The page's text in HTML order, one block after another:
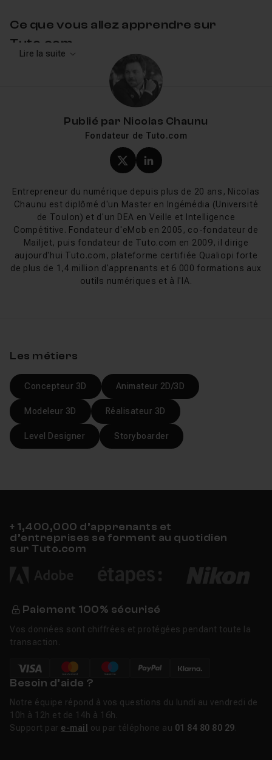
Ce que vous allez apprendre sur
Tuto.com
Les cours Maya de Tuto.com couvrent toutes les
étapes d'un projet 3D, des bases de l'interface jusqu'à
la production d'une scène complète. Vous pouvez
maîtriser l'interface, les vues et la navigation, puis
modélisation (hard surface, organique,
rendu sous Arnold ou V-Ray
. Gilles Pfeiffer signe la série de
référence « Apprendre Autodesk Maya » en quatre
volumes, qui forme un parcours complet depuis
l'initiation jusqu'au rendu avancé. Romain Chauliac
(Wizix) couvre la modélisation hard surface et l'éclairage
cinéma avec ses séries Fuze. Pour viser un poste, le
parcours de formations Maya complètes regroupe les
cursus longs adaptés à une montée en compétences
par défaut sur OpenPBR, un standard ouvert qui
remplace Autodesk Standard Surface, et intègre
désormais Flow Retopology directement dans le logiciel.
Bifrost a reçu sa simulation de liquides nouvelle
génération avec solveur FLIP à résolution adaptative. La
mise à jour 2026.3 (novembre 2025) ajoute Bifrost 2.15
avec simulation de corps rigides, fracturation Boolean et
s'appuient sur les fondamentaux qui restent stables
progressivement les nouveautés au fil des sorties.
Historique de Maya
briques 3D de chacun de ses ancêtres, dont l'outil
utilisation commerciale notable a été l'animation faciale
Autodesk en 2005, qui publie depuis une version
annuelle. Le nom « Maya » vient du sanskrit et signifie «
synthèse.
Lire la suite
Publié par Nicolas Chaunu
Fondateur de Tuto.com
Profil X (twitter) de
Profil LinkedIn de
Entrepreneur du numérique depuis plus de 20 ans, Nicolas
Chaunu est diplômé d'un Master en Ingémédia (Université
de Toulon) et d'un DEA en Veille et Intelligence
Compétitive. Fondateur d'eMob en 2005, co-fondateur de
Mailjet, puis fondateur de Tuto.com en 2009, il dirige
aujourd'hui Tuto.com, plateforme certifiée Qualiopi forte
de plus de 1,4 million d'apprenants et 6 000 formations aux
outils numériques et à l'IA.
Les métiers
Concepteur 3D Animateur 2D/3D
Modeleur 3D Réalisateur 3D
Level Designer Storyboarder
+ 1,400,000 d’apprenants et
d’entreprises se forment au quotidien
sur Tuto.com
Paiement 100% sécurisé
Vos données sont chiffrées et protégées pendant toute la
transaction.
Besoin d’aide ?
Notre équipe répond à vos questions du lundi au vendredi de
10h à 12h et de 14h à 16h.
Support par e-mail ou par téléphone au 01 84 80 80 29